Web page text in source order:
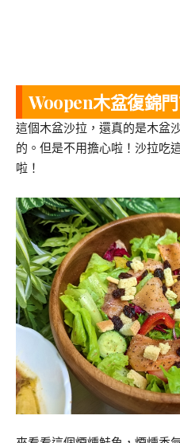
Woopen木盆復錦
這個木盆沙拉，還真的是木盆
的。但是不用擔心啦！沙拉吃
啦！